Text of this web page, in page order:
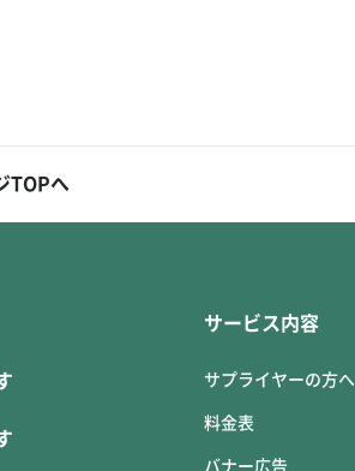
TOPへ
サービス内容
サプライヤーの方へ
料金表
バナー広告